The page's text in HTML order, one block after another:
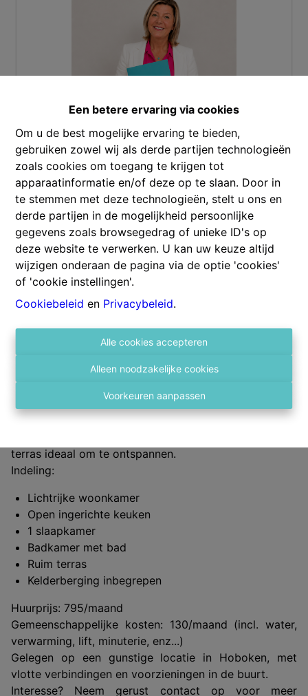
Een betere ervaring via cookies
Om u de best mogelijke ervaring te bieden,
gebruiken zowel wij als derde partijen technologieën
zoals cookies om toegang te krijgen tot
apparaatinformatie en/of deze op te slaan. Door in
te stemmen met deze technologieën, stelt u ons en
derde partijen in de mogelijkheid persoonlijke
gegevens zoals browsegedrag of unieke ID's op
deze website te verwerken. U kan uw keuze altijd
wijzigen onderaan de pagina via de optie 'cookies'
of 'cookie instellingen'.
Cookiebeleid en Privacybeleid.
Alle cookies accepteren
Alleen noodzakelijke cookies
Voorkeuren aanpassen
Info aanvragen
1 1
Hoboken: Weerstandlaan: Lichtrijk 1-slaapkamer
Op de 11de verdieping bevindt zich dit aangename en
goed onderhouden appartement met 1 slaapkamer.
Dankzij de grote raampartijen geniet de woonkamer
van veel natuurlijk licht.
De open, volledig ingerichte keuken sluit mooi aan bij
de leefruimte en biedt alle comfort. Vanuit de
terras ideaal om te ontspannen.
Indeling:
Lichtrijke woonkamer
Open ingerichte keuken
1 slaapkamer
Badkamer met bad
Ruim terras
Kelderberging inbegrepen
Huurprijs: 795/maand
Gemeenschappelijke kosten: 130/maand (incl. water,
verwarming, lift, minuterie, enz...)
Gelegen op een gunstige locatie in Hoboken, met
vlotte verbindingen en voorzieningen in de buurt.
Interesse? Neem gerust contact op voor meer